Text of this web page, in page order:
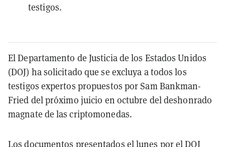
testigos.
El Departamento de Justicia de los Estados Unidos
(DOJ) ha solicitado que se excluya a todos los
testigos expertos propuestos por Sam Bankman-
Fried del próximo juicio en octubre del deshonrado
magnate de las criptomonedas.
Los documentos presentados el lunes por el DOJ